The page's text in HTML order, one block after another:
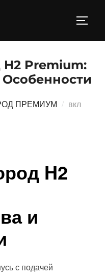
Premium:
ПРЕМИУМ вкл
H2
и
с подачей